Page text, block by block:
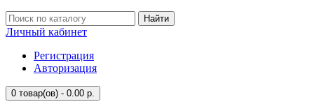
Найти
Личный кабинет
Регистрация
Авторизация
0 товар(ов) - 0.00 р.